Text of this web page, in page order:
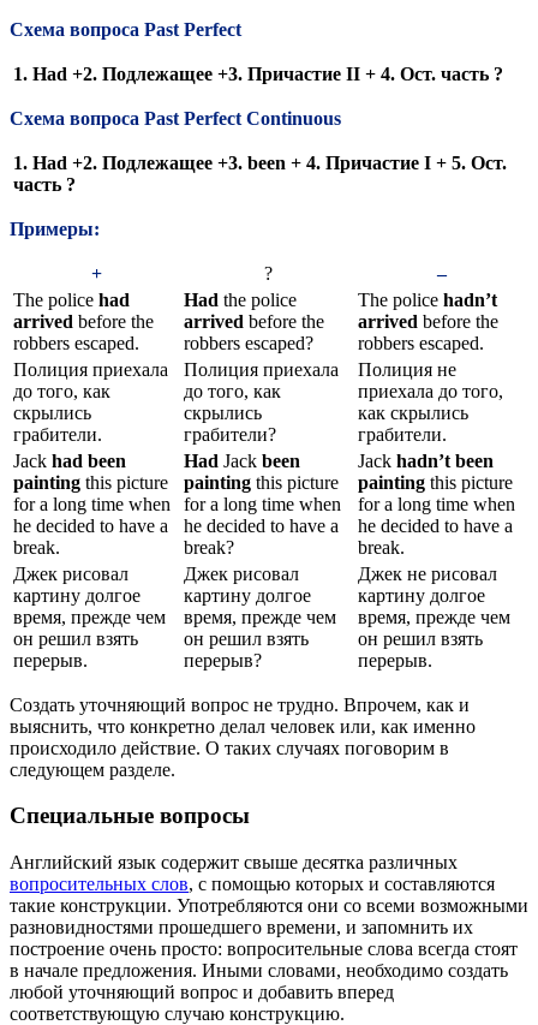
Схема вопроса Past Perfect
1. Had +2. Подлежащее +3. Причастие II + 4. Ост. часть ?
Схема вопроса Past Perfect Continuous
1. Had +2. Подлежащее +3. been + 4. Причастие I + 5. Ост.
часть ?
Примеры:
+ ?
–
The police had
arrived before the
robbers escaped.
Had the police
arrived before the
robbers escaped?
The police hadn’t
arrived before the
robbers escaped.
Полиция приехала
до того, как
скрылись
грабители.
Полиция приехала
до того, как
скрылись
грабители?
Полиция не
приехала до того,
как скрылись
грабители.
Jack had been
painting this picture
for a long time when
he decided to have a
break.
Had Jack been
painting this picture
for a long time when
he decided to have a
break?
Jack hadn’t been
painting this picture
for a long time when
he decided to have a
break.
Джек рисовал
картину долгое
время, прежде чем
он решил взять
перерыв.
Джек рисовал
картину долгое
время, прежде чем
он решил взять
перерыв?
Джек не рисовал
картину долгое
время, прежде чем
он решил взять
перерыв.
Создать уточняющий вопрос не трудно. Впрочем, как и
выяснить, что конкретно делал человек или, как именно
происходило действие. О таких случаях поговорим в
следующем разделе.
Специальные вопросы
Английский язык содержит свыше десятка различных
вопросительных слов, с помощью которых и составляются
такие конструкции. Употребляются они со всеми возможными
разновидностями прошедшего времени, и запомнить их
построение очень просто: вопросительные слова всегда стоят
в начале предложения. Иными словами, необходимо создать
любой уточняющий вопрос и добавить вперед
соответствующую случаю конструкцию.